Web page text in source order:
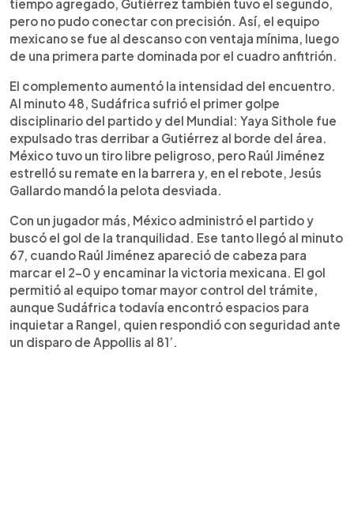
tiempo agregado, Gutiérrez también tuvo el segundo,
pero no pudo conectar con precisión. Así, el equipo
mexicano se fue al descanso con ventaja mínima, luego
de una primera parte dominada por el cuadro anfitrión.
El complemento aumentó la intensidad del encuentro.
Al minuto 48, Sudáfrica sufrió el primer golpe
disciplinario del partido y del Mundial: Yaya Sithole fue
expulsado tras derribar a Gutiérrez al borde del área.
México tuvo un tiro libre peligroso, pero Raúl Jiménez
estrelló su remate en la barrera y, en el rebote, Jesús
Gallardo mandó la pelota desviada.
Con un jugador más, México administró el partido y
buscó el gol de la tranquilidad. Ese tanto llegó al minuto
67, cuando Raúl Jiménez apareció de cabeza para
marcar el 2-0 y encaminar la victoria mexicana. El gol
permitió al equipo tomar mayor control del trámite,
aunque Sudáfrica todavía encontró espacios para
inquietar a Rangel, quien respondió con seguridad ante
un disparo de Appollis al 81’.